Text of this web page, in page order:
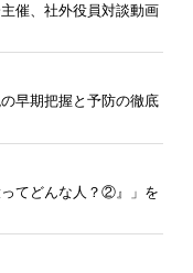
催、社外役員対談動画
早期把握と予防の徹底
てどんな人？②』」を